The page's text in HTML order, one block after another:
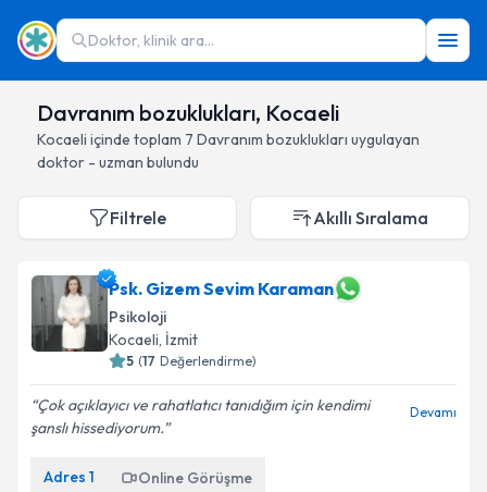
Doktor, klinik ara...
Davranım bozuklukları, Kocaeli
Kocaeli içinde toplam 7 Davranım bozuklukları uygulayan
doktor - uzman bulundu
Filtrele Akıllı Sıralama
Psk. Gizem Sevim Karaman
Psikoloji
Kocaeli, İzmit
5 (17 Değerlendirme)
Çok açıklayıcı ve rahatlatıcı tanıdığım için kendimi
şanslı hissediyorum.
Devamı
Adres 1 Online Görüşme